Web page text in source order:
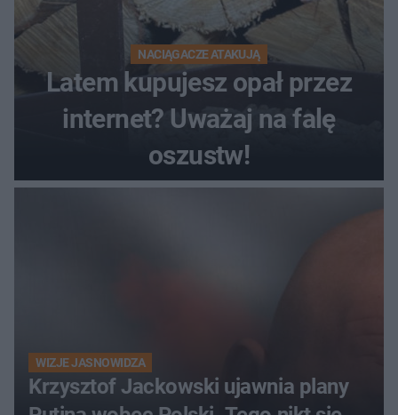
NACIĄGACZE ATAKUJĄ
Latem kupujesz opał przez
internet? Uważaj na falę
oszustw!
WIZJE JASNOWIDZA
Krzysztof Jackowski ujawnia plany